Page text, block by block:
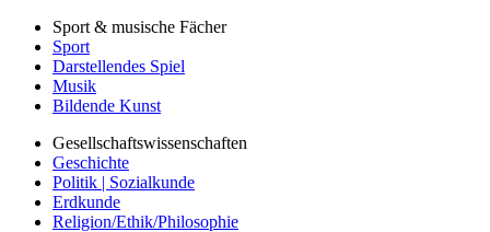
Sport & musische Fächer
Sport
Darstellendes Spiel
Musik
Bildende Kunst
Gesellschaftswissenschaften
Geschichte
Politik | Sozialkunde
Erdkunde
Religion/Ethik/Philosophie